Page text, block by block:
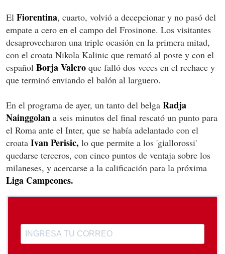
El Fiorentina, cuarto, volvió a decepcionar y no pasó del
empate a cero en el campo del Frosinone. Los visitantes
desaprovecharon una triple ocasión en la primera mitad,
con el croata Nikola Kalinic que remató al poste y con el
español Borja Valero que falló dos veces en el rechace y
que terminó enviando el balón al larguero.
En el programa de ayer, un tanto del belga Radja
Nainggolan a seis minutos del final rescató un punto para
el Roma ante el Inter, que se había adelantado con el
croata Ivan Perisic, lo que permite a los 'giallorossi'
quedarse terceros, con cinco puntos de ventaja sobre los
milaneses, y acercarse a la calificación para la próxima
Liga Campeones.